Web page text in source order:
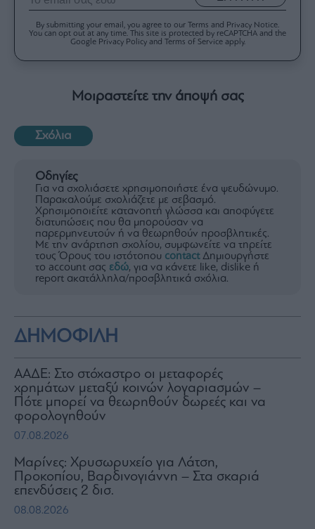
By submitting your email, you agree to our Terms and Privacy Notice.
You can opt out at any time. This site is protected by reCAPTCHA and the
Google Privacy Policy and Terms of Service apply.
Μοιραστείτε την άποψή σας
Σχόλια
Οδηγίες
Για να σχολιάσετε χρησιμοποιήστε ένα ψευδώνυμο.
Παρακαλούμε σχολιάζετε με σεβασμό.
Χρησιμοποιείτε κατανοητή γλώσσα και αποφύγετε
διατυπώσεις που θα μπορούσαν να
παρερμηνευτούν ή να θεωρηθούν προσβλητικές.
Με την ανάρτηση σχολίου, συμφωνείτε να τηρείτε
τους Όρους του ιστότοπου contactΔημιουργήστε
το account σας εδώ, για να κάνετε like, dislike ή
report ακατάλληλα/προσβλητικά σχόλια.
ΔΗΜΟΦΙΛΗ
ΑΑΔΕ: Στο στόχαστρο οι μεταφορές
χρημάτων μεταξύ κοινών λογαριασμών –
Πότε μπορεί να θεωρηθούν δωρεές και να
φορολογηθούν
07.08.2026
Μαρίνες: Χρυσωρυχείο για Λάτση,
Προκοπίου, Βαρδινογιάννη – Στα σκαριά
επενδύσεις 2 δισ.
08.08.2026